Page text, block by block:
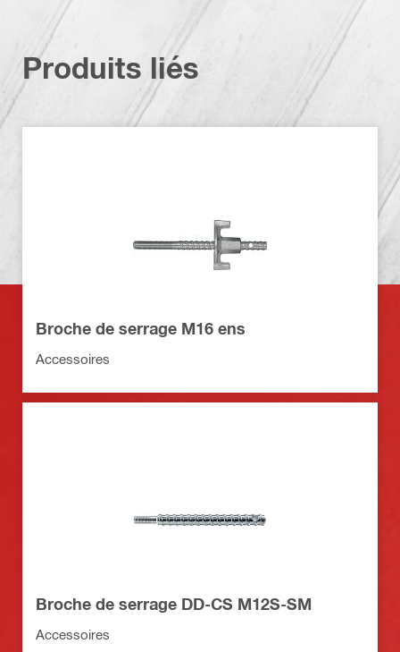
Produits liés
Broche de serrage M16 ens
Accessoires
Broche de serrage DD-CS M12S-SM
Accessoires